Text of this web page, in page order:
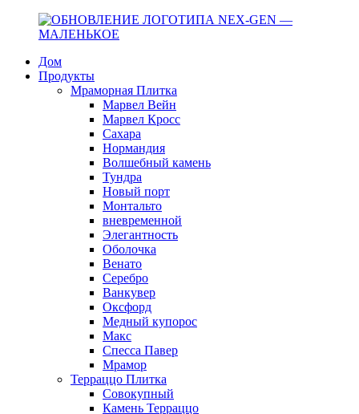
Дом
Продукты
Мраморная Плитка
Марвел Вейн
Марвел Кросс
Сахара
Нормандия
Волшебный камень
Тундра
Новый порт
Монтальто
вневременной
Элегантность
Оболочка
Венато
Серебро
Ванкувер
Оксфорд
Медный купорос
Макс
Спесса Павер
Мрамор
Терраццо Плитка
Совокупный
Камень Терраццо